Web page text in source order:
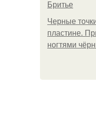
Бритье
Черные
пластине.
ногтями